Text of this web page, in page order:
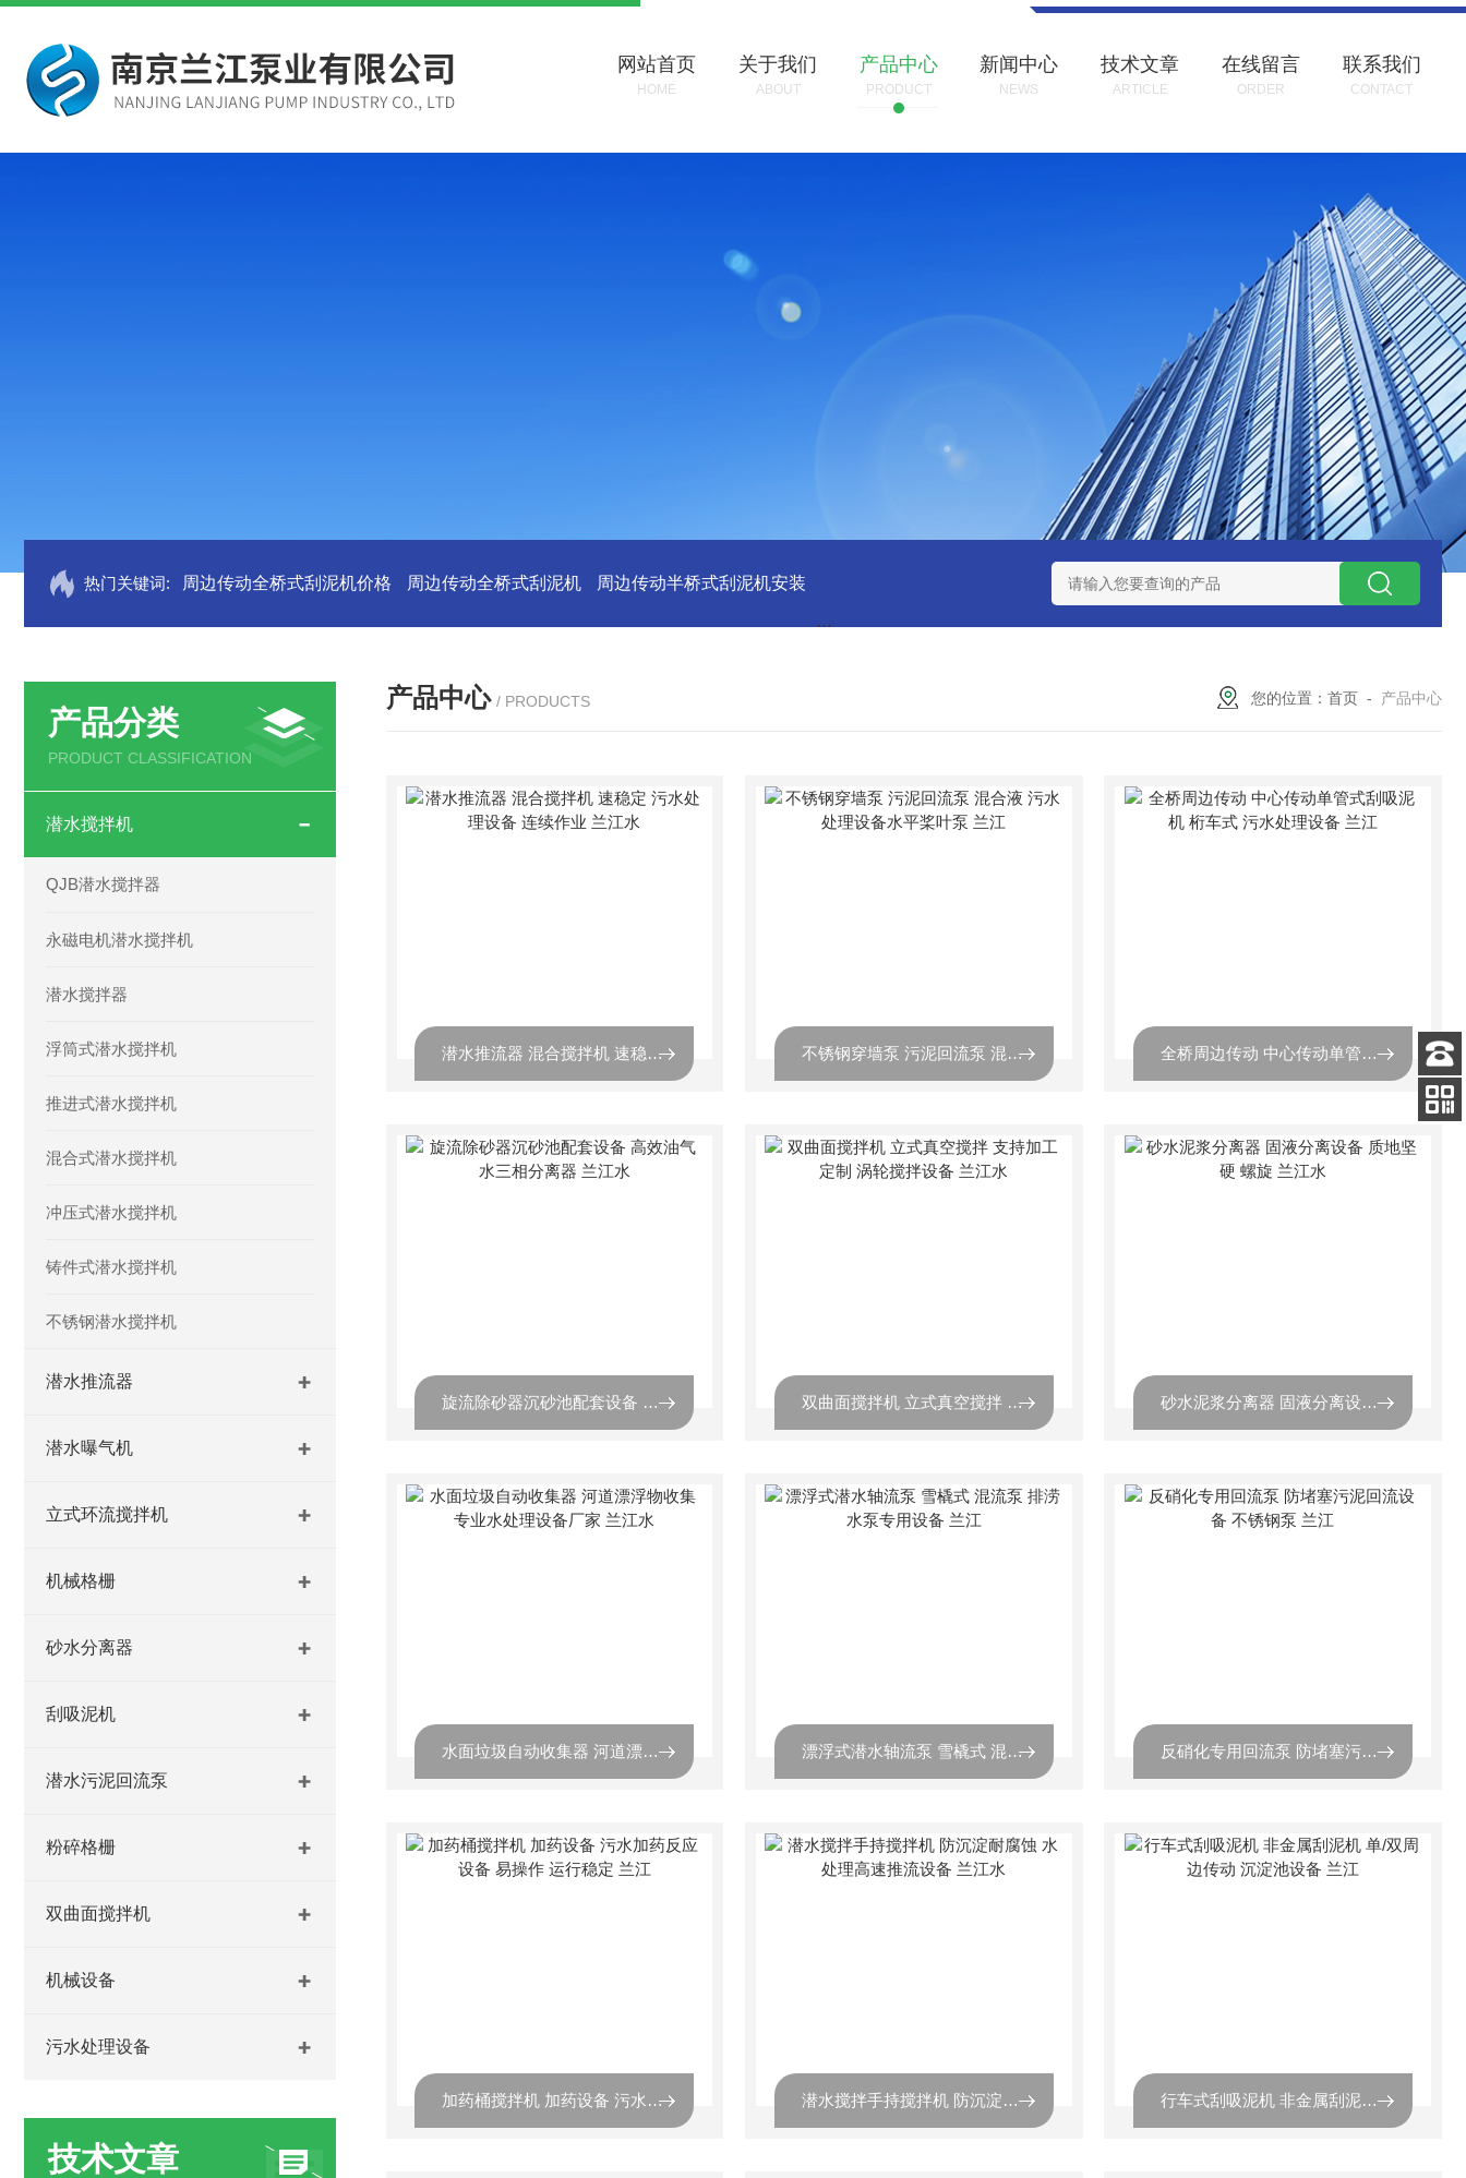
网站首页
HOME
关于我们
ABOUT
产品中心
PRODUCT
新闻中心
NEWS
技术文章
ARTICLE
在线留言
ORDER
联系我们
CONTACT
热门关键词: 周边传动全桥式刮泥机价格 周边传动全桥式刮泥机 周边传动半桥式刮泥机安装 周边传动半桥式刮泥机选型 周边传动半桥式刮泥机
产品分类
PRODUCT CLASSIFICATION
潜水搅拌机
QJB潜水搅拌器
永磁电机潜水搅拌机
潜水搅拌器
浮筒式潜水搅拌机
推进式潜水搅拌机
混合式潜水搅拌机
冲压式潜水搅拌机
铸件式潜水搅拌机
不锈钢潜水搅拌机
潜水推流器
潜水曝气机
立式环流搅拌机
机械格栅
砂水分离器
刮吸泥机
潜水污泥回流泵
粉碎格栅
双曲面搅拌机
机械设备
污水处理设备
技术文章
产品中心 / PRODUCTS 您的位置： 首页 - 产品中心
潜水推流器 混合搅拌机 速稳定 污水处理设备 连续作业 兰江水 不锈钢穿墙泵 污泥回流泵 混合液 污水处理设备水平桨叶泵 兰江 全桥周边传动 中心传动单管式刮吸泥机 桁车式 污水处理设备 兰江
旋流除砂器沉砂池配套设备 高效油气水三相分离器 兰江水 双曲面搅拌机 立式真空搅拌 支持加工定制 涡轮搅拌设备 兰江水 砂水泥浆分离器 固液分离设备 质地坚硬 螺旋 兰江水
水面垃圾自动收集器 河道漂浮物收集 专业水处理设备厂家 兰江水 漂浮式潜水轴流泵 雪橇式 混流泵 排涝水泵专用设备 兰江 反硝化专用回流泵 防堵塞污泥回流设备 不锈钢泵 兰江
加药桶搅拌机 加药设备 污水加药反应设备 易操作 运行稳定 兰江 潜水搅拌手持搅拌机 防沉淀耐腐蚀 水处理高速推流设备 兰江水 行车式刮吸泥机 非金属刮泥机 单/双周边传动 沉淀池设备 兰江
客服
电话